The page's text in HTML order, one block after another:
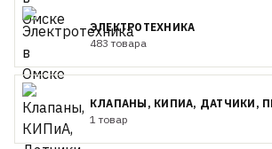
ЭЛЕКТРОТЕХНИКА
483 товара
КЛАПАНЫ, КИПИА, ДАТЧИКИ,
1 товар